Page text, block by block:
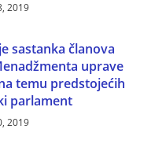
2019
sastanka članova
uprave
temu predstojećih
parlament
2019